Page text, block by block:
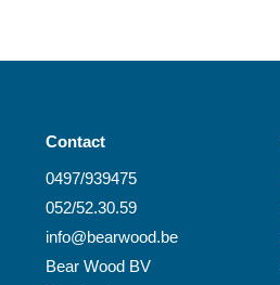
Contact
0497/939475
052/52.30.59
info@bearwood.be
Bear WoodBV